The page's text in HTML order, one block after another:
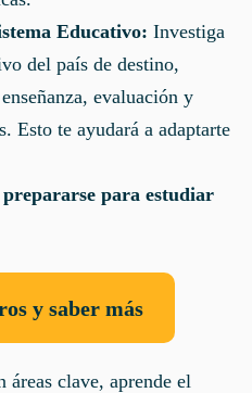
Educativo: Investiga
del país de destino,
evaluación y
Esto te ayudará a adaptarte
prepararse para estudiar
y saber más
áreas clave, aprende el